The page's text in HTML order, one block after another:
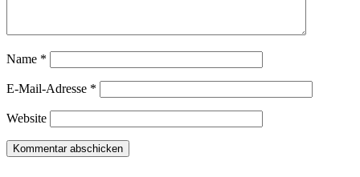
Name *
E-Mail-Adresse *
Website